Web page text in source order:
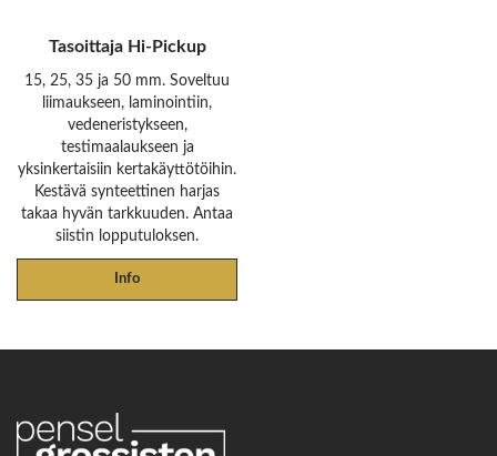
Tasoittaja Hi-Pickup
15, 25, 35 ja 50 mm. Soveltuu
liimaukseen, laminointiin,
vedeneristykseen,
testimaalaukseen ja
yksinkertaisiin kertakäyttötöihin.
Kestävä synteettinen harjas
takaa hyvän tarkkuuden. Antaa
siistin lopputuloksen.
Info